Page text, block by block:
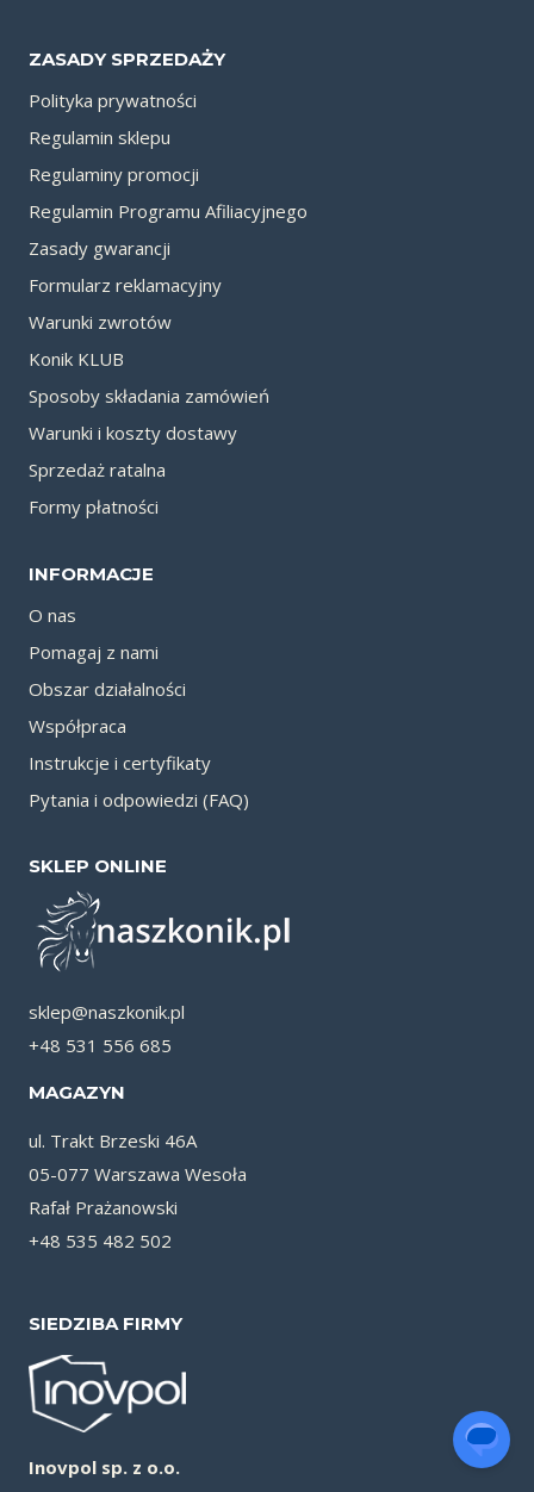
ZASADY SPRZEDAŻY
Polityka prywatności
Regulamin sklepu
Regulaminy promocji
Regulamin Programu Afiliacyjnego
Zasady gwarancji
Formularz reklamacyjny
Warunki zwrotów
Konik KLUB
Sposoby składania zamówień
Warunki i koszty dostawy
Sprzedaż ratalna
Formy płatności
INFORMACJE
O nas
Pomagaj z nami
Obszar działalności
Współpraca
Instrukcje i certyfikaty
Pytania i odpowiedzi (FAQ)
SKLEP ONLINE
sklep@naszkonik.pl
+48 531 556 685
MAGAZYN
ul. Trakt Brzeski 46A
05-077 Warszawa Wesoła
Rafał Prażanowski
+48 535 482 502
SIEDZIBA FIRMY
Inovpol sp. z o.o.